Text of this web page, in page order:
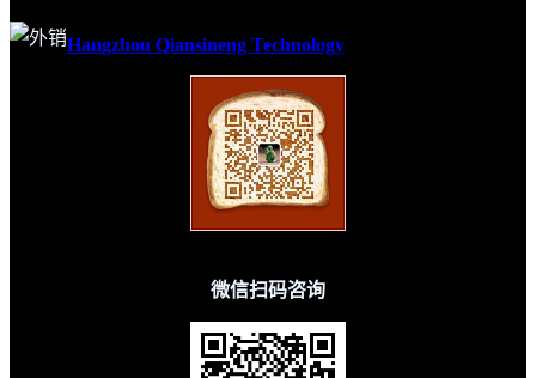
Hangzhou Qiansineng Technology
微信扫码咨询